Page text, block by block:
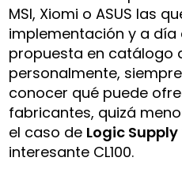
MSI, Xiomi o ASUS las
implementación y a día
propuesta en catálogo
personalmente,
conocer qué puede
fabricantes, quizá
el caso de Logic Supply
interesante CL100.